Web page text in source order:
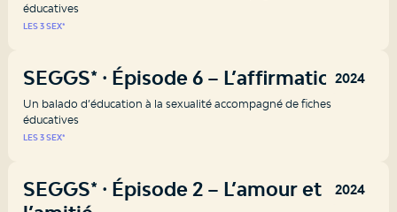
éducatives
LES 3 SEX*
2024
SEGGS* ⸱ Épisode 6 – L’affirmation
Un balado d’éducation à la sexualité accompagné de fiches
éducatives
LES 3 SEX*
2024
SEGGS* ⸱ Épisode 2 – L’amour et